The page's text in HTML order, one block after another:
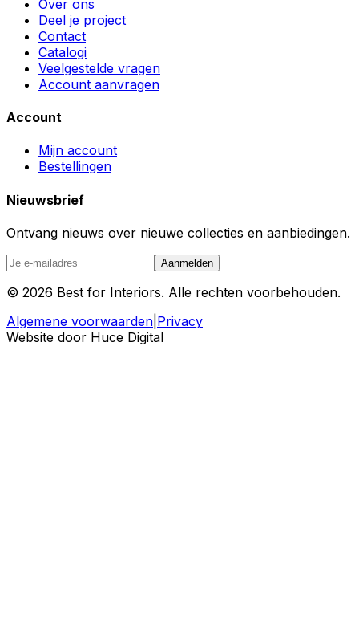
Over ons
Deel je project
Contact
Catalogi
Veelgestelde vragen
Account aanvragen
Account
Mijn account
Bestellingen
Nieuwsbrief
Ontvang nieuws over nieuwe collecties en aanbiedingen.
Aanmelden
© 2026 Best for Interiors. Alle rechten voorbehouden.
Algemene voorwaarden Privacy
Website door Huce Digital